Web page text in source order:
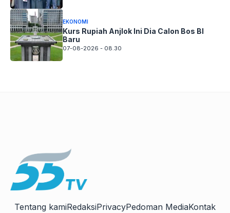
EKONOMI
Kurs Rupiah Anjlok Ini Dia Calon Bos BI
Baru
07-08-2026 - 08.30
Tentang kamiRedaksiPrivacyPedoman MediaKontak